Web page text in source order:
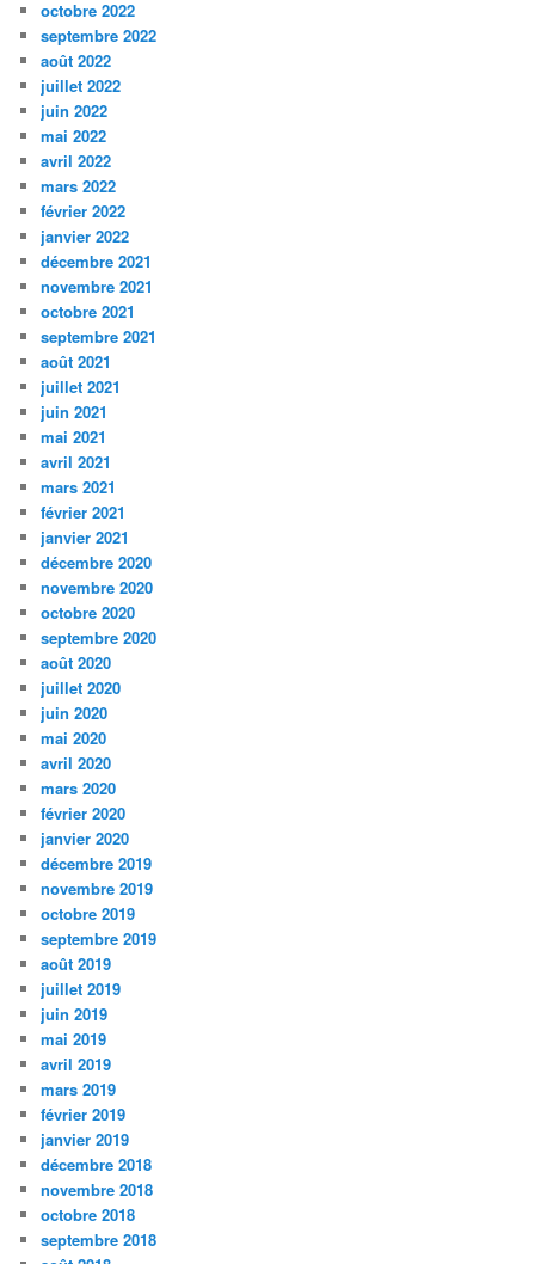
octobre 2022
septembre 2022
août 2022
juillet 2022
juin 2022
mai 2022
avril 2022
mars 2022
février 2022
janvier 2022
décembre 2021
novembre 2021
octobre 2021
septembre 2021
août 2021
juillet 2021
juin 2021
mai 2021
avril 2021
mars 2021
février 2021
janvier 2021
décembre 2020
novembre 2020
octobre 2020
septembre 2020
août 2020
juillet 2020
juin 2020
mai 2020
avril 2020
mars 2020
février 2020
janvier 2020
décembre 2019
novembre 2019
octobre 2019
septembre 2019
août 2019
juillet 2019
juin 2019
mai 2019
avril 2019
mars 2019
février 2019
janvier 2019
décembre 2018
novembre 2018
octobre 2018
septembre 2018